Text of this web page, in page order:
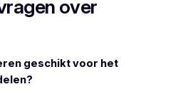
over
geschikt voor het